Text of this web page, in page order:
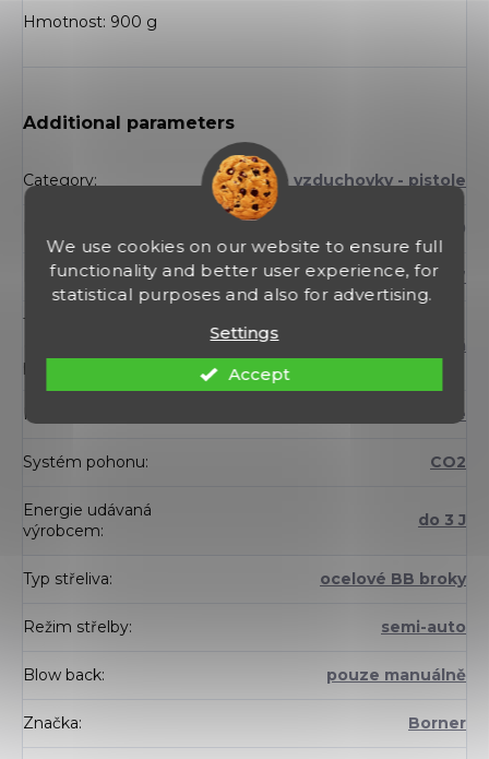
We use cookies on our website to ensure full
functionality and better user experience, for
statistical purposes and also for advertising.
Settings
Accept
Hmotnost: 900 g
Additional parameters
Category: Krátké vzduchovky - pistole
RWO2018000820
Ráže: 4,5 mm / .177
Typ hlavně
pistole)
hladká
Montážní lišta ne
Systém pohonu: CO2
Energie udávaná
výrobcem:
do 3 J
Typ střeliva: ocelové BB broky
Režim střelby: semi-auto
Blow back: pouze manuálně
Značka: Borner